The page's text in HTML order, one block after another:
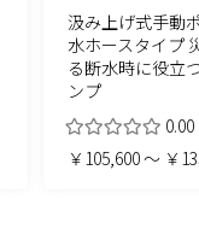
汲み上げ式手動
水ホースタイプ
る断水時に役立
ンプ
0.00
￥105,600 ～ ￥